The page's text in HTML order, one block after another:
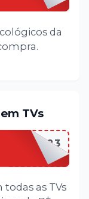
da
TVs
TOSH2023
as TVs